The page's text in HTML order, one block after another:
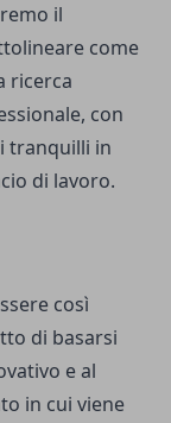
il
come
ricerca
con
tranquilli in
di lavoro.
così
di basarsi
e al
in cui viene